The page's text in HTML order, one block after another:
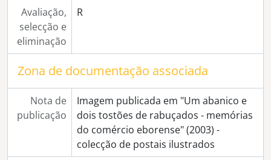
[Série] Muralhas de Évora
[Série] Correios, Telégrafos e Telefones
[Série] Convento de São José (Convento Novo)
[Série] Casa agrícola não identificada
[Série] Convento do Bom Jesus e Paço Episcopal de Valverde
[Série] Demolição dos Armazéns do Chiado, na Praça do Giraldo
[Série] Cortejo Fúnebre não identificado
[Série] Feira de gado em local não identificado
[Série] Feira de gado no Rossio de São Brás
[Série] Desporto
[Série] Igreja e Convento de Santa Clara, em Évora
Avaliação,
selecção e
eliminação
R
Zona de documentação associada
Nota de
publicação
Imagem publicada em "Um abanico e
dois tostões de rabuçados - memórias
do comércio eborense" (2003) -
colecção de postais ilustrados